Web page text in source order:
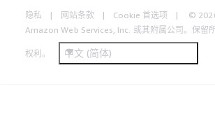
隐私 网站条款 Cookie 首选项
©
Amazon Web Services, Inc. 或其附属公司。保留
权利。 中文 (简体)